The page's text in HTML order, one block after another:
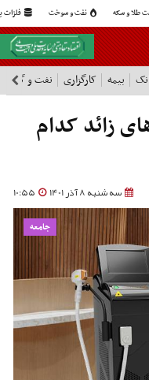
طلا و سکه نفت و سوخت فلزات
بیمه کارگزاری نفت و گاز
زائد کدام
سه شنبه 8 آذر 1401 10:55
جامعه